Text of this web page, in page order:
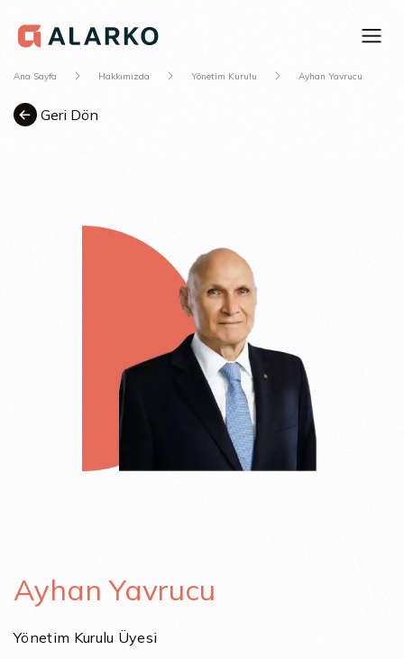
Ana Sayfa Hakkımızda Yönetim Kurulu Ayhan Yavrucu
Geri Dön
Ayhan Yavrucu
Yönetim Kurulu Üyesi